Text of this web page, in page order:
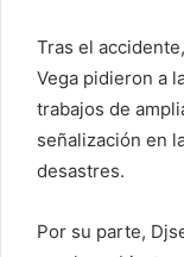
Tras el
Vega pidieron a
trabajos de
señalización en
desastres.
Por su parte,